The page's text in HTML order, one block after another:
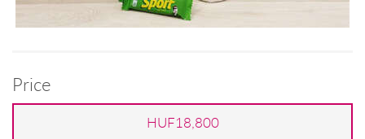
Price
HUF18,800